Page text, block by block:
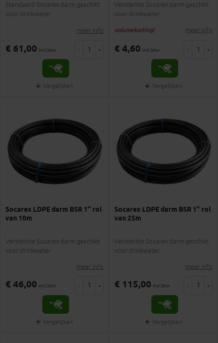
Standaard Socarex darm geschikt
voor drinkwater
meer info
€ 61,00 incl.btw - +
Vergelijken
Versterkte Socarex darm geschikt
voor drinkwater
volumekorting! meer info
€ 4,60 incl.btw - +
Vergelijken
Socarex LDPE darm BSR 1" rol
van 10m
Versterkte Socarex darm geschikt
voor drinkwater
meer info
€ 46,00 incl.btw - +
Vergelijken
Socarex LDPE darm BSR 1" rol
van 25m
Versterkte Socarex darm geschikt
voor drinkwater
meer info
€ 115,00 incl.btw - +
Vergelijken